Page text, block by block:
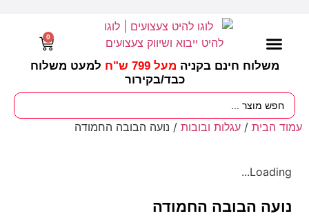
משלוח חינם בקניה מעל 799 ש"ח
למעט משלוח
כבד/בקירור
0
עמוד הבית / עגלות ובובות / נועה הבובה החמודה
Loading...
נועה הבובה החמודה